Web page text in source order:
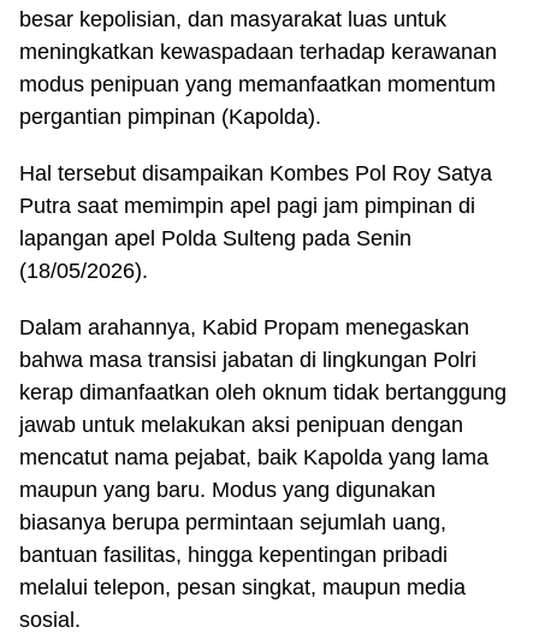
besar kepolisian, dan masyarakat luas untuk
meningkatkan kewaspadaan terhadap kerawanan
modus penipuan yang memanfaatkan momentum
pergantian pimpinan (Kapolda).
Hal tersebut disampaikan Kombes Pol Roy Satya
Putra saat memimpin apel pagi jam pimpinan di
lapangan apel Polda Sulteng pada Senin
(18/05/2026).
Dalam arahannya, Kabid Propam menegaskan
bahwa masa transisi jabatan di lingkungan Polri
kerap dimanfaatkan oleh oknum tidak bertanggung
jawab untuk melakukan aksi penipuan dengan
mencatut nama pejabat, baik Kapolda yang lama
maupun yang baru. Modus yang digunakan
biasanya berupa permintaan sejumlah uang,
bantuan fasilitas, hingga kepentingan pribadi
melalui telepon, pesan singkat, maupun media
sosial.